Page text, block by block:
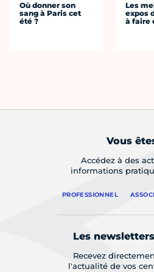
Où donner son
sang à Paris cet
été ?
Les
expos
à faire
Vous
Accédez à des
informations
PROFESSIONNEL
Les
Recevez
l'actualité de vos